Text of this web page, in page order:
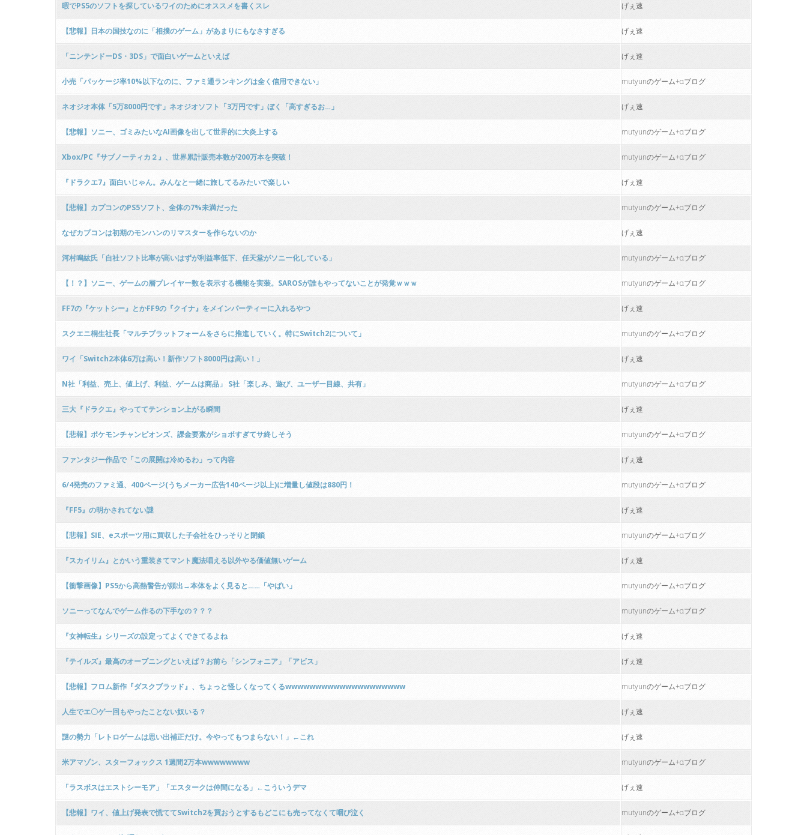
暇でPS5のソフトを探しているワイのためにオススメを書くスレ げぇ速
【悲報】日本の国技なのに「相撲のゲーム」があまりにもなさすぎる げぇ速
「ニンテンドーDS・3DS」で面白いゲームといえば げぇ速
小売「パッケージ率10%以下なのに、ファミ通ランキングは全く信用できない」 mutyunのゲーム+αブログ
ネオジオ本体「5万8000円です」ネオジオソフト「3万円です」ぼく「高すぎるお…」 げぇ速
【悲報】ソニー、ゴミみたいなAI画像を出して世界的に大炎上する mutyunのゲーム+αブログ
Xbox/PC『サブノーティカ２』、世界累計販売本数が200万本を突破！ mutyunのゲーム+αブログ
『ドラクエ7』面白いじゃん。みんなと一緒に旅してるみたいで楽しい げぇ速
【悲報】カプコンのPS5ソフト、全体の7%未満だった mutyunのゲーム+αブログ
なぜカプコンは初期のモンハンのリマスターを作らないのか げぇ速
河村鳴紘氏「自社ソフト比率が高いはずが利益率低下、任天堂がソニー化している」 mutyunのゲーム+αブログ
【！？】ソニー、ゲームの層プレイヤー数を表示する機能を実装。SAROSが誰もやってないことが発覚ｗｗｗ mutyunのゲーム+αブログ
FF7の『ケットシー』とかFF9の『クイナ』をメインパーティーに入れるやつ げぇ速
スクエニ桐生社長「マルチプラットフォームをさらに推進していく。特にSwitch2について」 mutyunのゲーム+αブログ
ワイ「Switch2本体6万は高い！新作ソフト8000円は高い！」 げぇ速
N社「利益、売上、値上げ、利益、ゲームは商品」 S社「楽しみ、遊び、ユーザー目線、共有」 mutyunのゲーム+αブログ
三大『ドラクエ』やっててテンション上がる瞬間 げぇ速
【悲報】ポケモンチャンピオンズ、課金要素がショボすぎてサ終しそう mutyunのゲーム+αブログ
ファンタジー作品で「この展開は冷めるわ」って内容 げぇ速
6/4発売のファミ通、400ページ(うちメーカー広告140ページ以上)に増量し値段は880円！ mutyunのゲーム+αブログ
『FF5』の明かされてない謎 げぇ速
【悲報】SIE、eスポーツ用に買収した子会社をひっそりと閉鎖 mutyunのゲーム+αブログ
『スカイリム』とかいう重装きてマント魔法唱える以外やる価値無いゲーム げぇ速
【衝撃画像】PS5から高熱警告が頻出→本体をよく見ると……「やばい」 mutyunのゲーム+αブログ
ソニーってなんでゲーム作るの下手なの？？？ mutyunのゲーム+αブログ
『女神転生』シリーズの設定ってよくできてるよね げぇ速
『テイルズ』最高のオープニングといえば？お前ら「シンフォニア」「アビス」 げぇ速
【悲報】フロム新作『ダスクブラッド』、ちょっと怪しくなってくるwwwwwwwwwwwwwwwwwwww mutyunのゲーム+αブログ
人生でエ〇ゲ一回もやったことない奴いる？ げぇ速
謎の勢力「レトロゲームは思い出補正だけ。今やってもつまらない！」←これ げぇ速
米アマゾン、スターフォックス 1週間2万本wwwwwwww mutyunのゲーム+αブログ
「ラスボスはエストシーモア」「エスタークは仲間になる」←こういうデマ げぇ速
【悲報】ワイ、値上げ発表で慌ててSwitch2を買おうとするもどこにも売ってなくて咽び泣く mutyunのゲーム+αブログ